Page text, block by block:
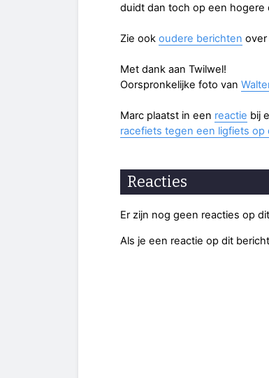
duidt dan toch op een
Zie ook oudere berichten
Met dank aan Twilwel!
Oorspronkelijke foto van
Marc plaatst in een reactie bij
racefiets tegen een ligfiets op
Reacties
Er zijn nog geen reacties op
Als je een reactie op dit